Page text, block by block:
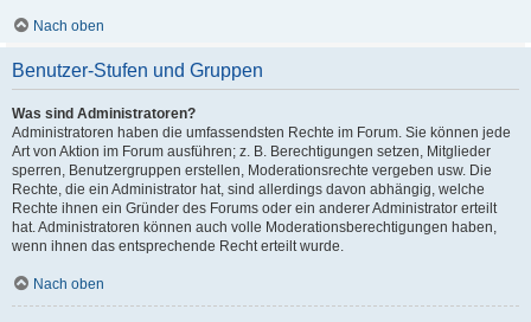
Nach oben
Benutzer-Stufen und Gruppen
Was sind Administratoren?
Administratoren haben die umfassendsten Rechte im Forum. Sie können jede
Art von Aktion im Forum ausführen; z. B. Berechtigungen setzen, Mitglieder
sperren, Benutzergruppen erstellen, Moderationsrechte vergeben usw. Die
Rechte, die ein Administrator hat, sind allerdings davon abhängig, welche
Rechte ihnen ein Gründer des Forums oder ein anderer Administrator erteilt
hat. Administratoren können auch volle Moderationsberechtigungen haben,
wenn ihnen das entsprechende Recht erteilt wurde.
Nach oben